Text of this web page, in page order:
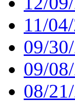
11/
09/
09/
08/